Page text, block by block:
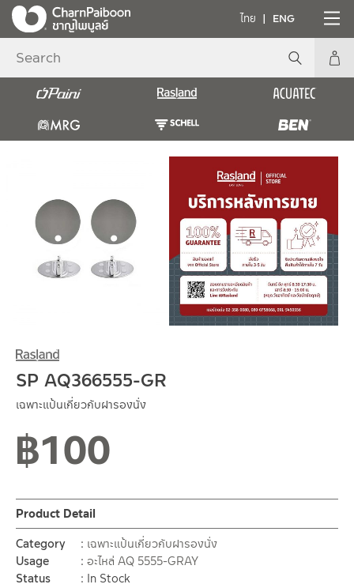
ไทย ENG
SP AQ366555-GR
เฉพาะแป้นเกี่ยวกับฝารองนั่ง
฿100
Product Detail
Category
เฉพาะแป้นเกี่ยวกับฝารองนั่ง
Usage
อะไหล่ AQ 5555-GRAY
Status
In Stock